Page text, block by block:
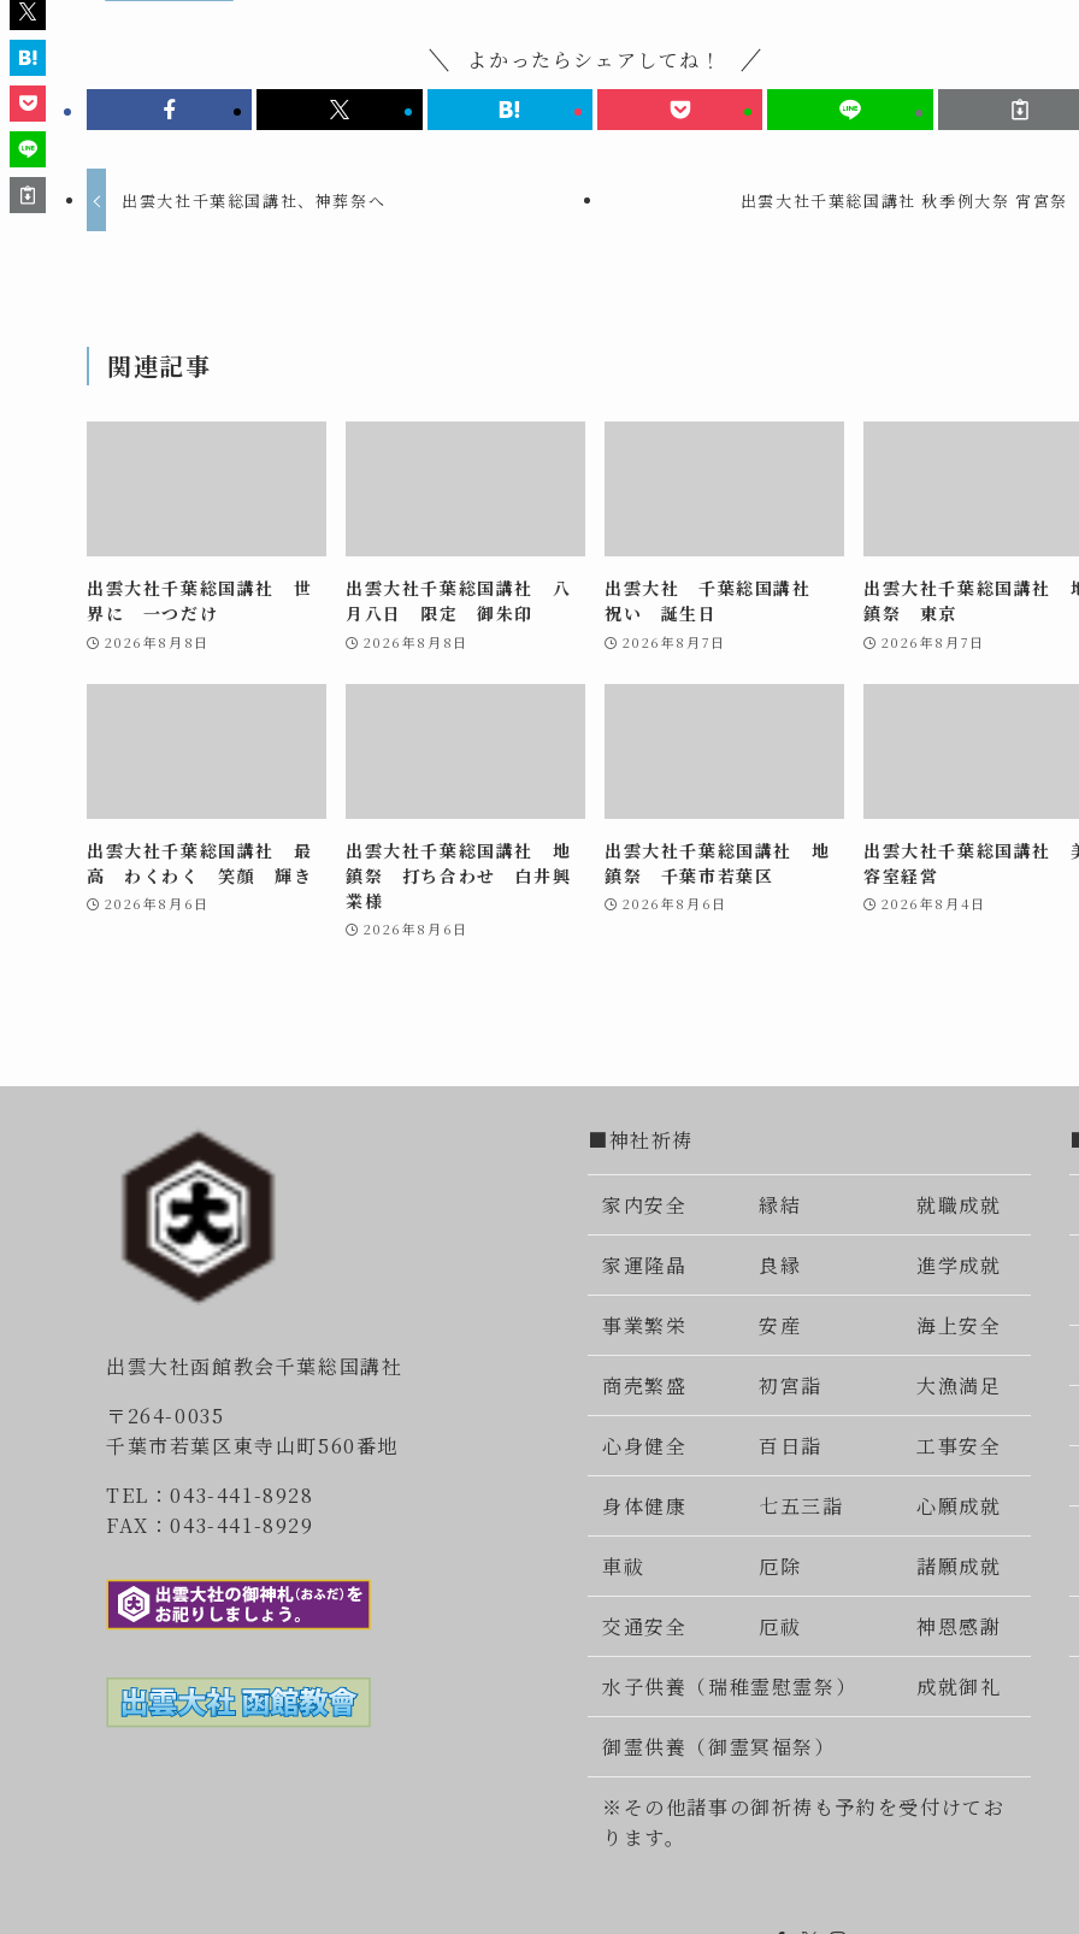
よかったらシェアしてね！
出雲大社千葉総国講社、神葬祭へ 出雲大社千葉総国講社 秋季例大祭 宵宮祭
関連記事
出雲大社千葉総国講社 世
界に 一つだけ
2026年8月8日
出雲大社千葉総国講社 八
月八日 限定 御朱印
2026年8月8日
出雲大社 千葉総国講社
祝い 誕生日
2026年8月7日
出雲大社千葉総国講社
鎮祭 東京
2026年8月7日
出雲大社千葉総国講社 最
高 わくわく 笑顔 輝き
2026年8月6日
出雲大社千葉総国講社 地
鎮祭 打ち合わせ 白井興
業様
2026年8月6日
出雲大社千葉総国講社 地
鎮祭 千葉市若葉区
2026年8月6日
出雲大社千葉総国講社
容室経営
2026年8月4日
出雲大社函館教会千葉総国講社
〒264-0035
千葉市若葉区東寺山町560番地
TEL：043-441-8928
FAX：043-441-8929
■神社祈祷
家内安全 縁結 就職成就
家運隆晶 良縁 進学成就
事業繁栄 安産 海上安全
商売繁盛 初宮詣 大漁満足
心身健全 百日詣 工事安全
身体健康 七五三詣 心願成就
車祓 厄除 諸願成就
交通安全 厄祓 神恩感謝
水子供養（瑞稚霊慰霊祭） 成就御礼
御霊供養（御霊冥福祭）
※その他諸事の御祈祷も予約を受付けてお
ります。